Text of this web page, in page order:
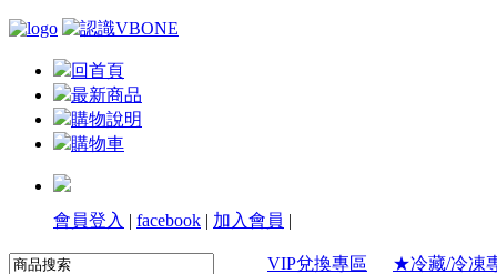
回首頁
最新商品
購物說明
購物車
會員登入 | facebook | 加入會員 |
VIP兌換專區 ★冷藏/冷凍